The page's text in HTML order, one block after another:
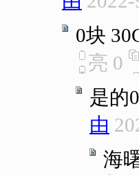
0块
亮 0
是的
由
海